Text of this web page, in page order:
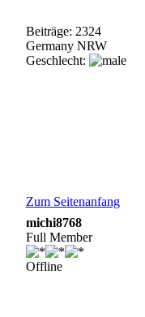
Beiträge: 2324
Germany NRW
Geschlecht:
Zum Seitenanfang
michi8768
Full Member
Offline